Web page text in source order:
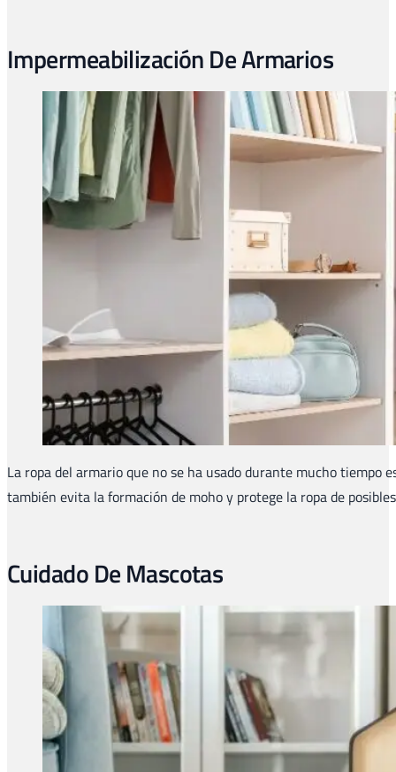
Impermeabilización De Armarios
La ropa del armario que no se ha usado durante mucho tiempo
también evita la formación de moho y protege la ropa de
Cuidado De Mascotas